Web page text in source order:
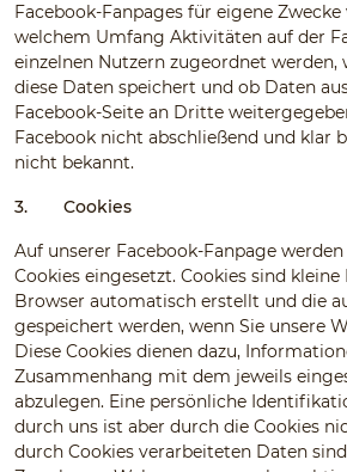
Facebook-Fanpages für eigene
welchem Umfang Aktivitäten auf der
einzelnen Nutzern zugeordnet werden,
diese Daten speichert und ob Daten
Facebook-Seite an Dritte
Facebook nicht abschließend und klar
nicht bekannt.
3. Cookies
Auf unserer Facebook-Fanpage
Cookies eingesetzt. Cookies sind
Browser automatisch erstellt und die
gespeichert werden, wenn Sie unsere
Diese Cookies dienen dazu,
Zusammenhang mit dem jeweils
abzulegen. Eine persönliche
durch uns ist aber durch die Cookies
durch Cookies verarbeiteten Daten